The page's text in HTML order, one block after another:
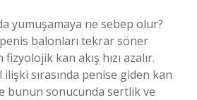
yumuşamaya ne sebep olur?
balonları tekrar söner
kan akış hızı azalır.
sırasında penise giden kan
bunun sonucunda sertlik ve